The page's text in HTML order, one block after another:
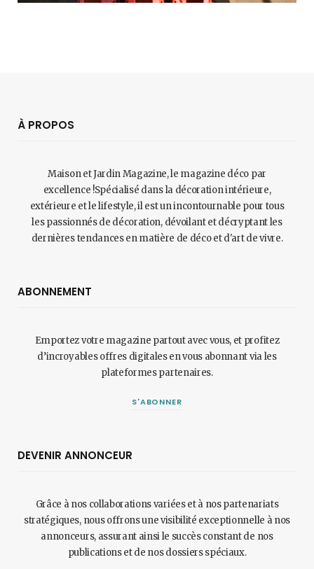
À PROPOS
Maison et Jardin Magazine, le magazine déco par
excellence !Spécialisé dans la décoration intérieure,
extérieure et le lifestyle, il est un incontournable pour tous
les passionnés de décoration, dévoilant et décryptant les
dernières tendances en matière de déco et d'art de vivre.
ABONNEMENT
Emportez votre magazine partout avec vous, et profitez
d’incroyables offres digitales en vous abonnant via les
plateformes partenaires.
S'ABONNER
DEVENIR ANNONCEUR
Grâce à nos collaborations variées et à nos partenariats
stratégiques, nous offrons une visibilité exceptionnelle à nos
annonceurs, assurant ainsi le succès constant de nos
publications et de nos dossiers spéciaux.